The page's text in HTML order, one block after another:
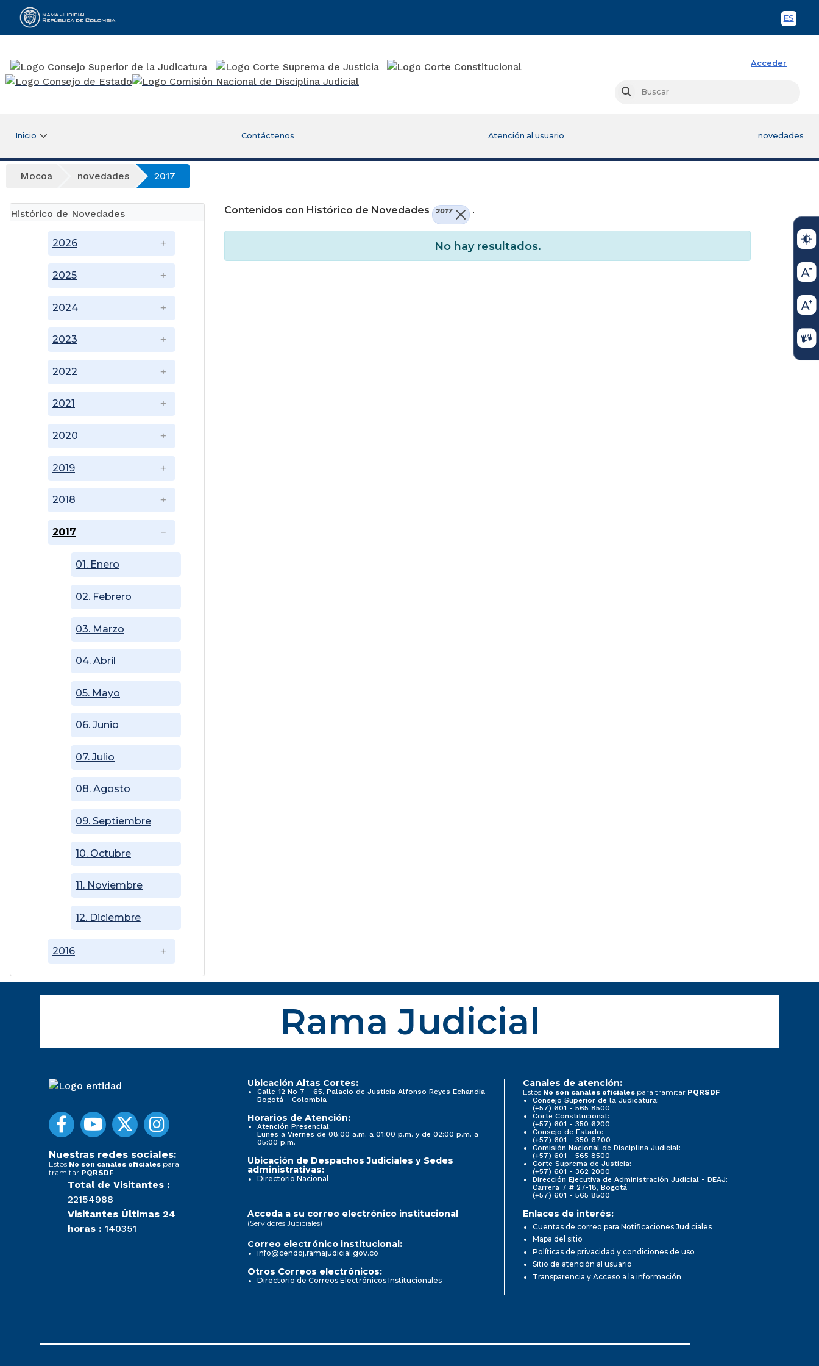
ES
Rama Judicial
Acceder
Buscar
Inicio Contáctenos Atención al usuario novedades
Mocoa novedades 2017
Histórico de Novedades
2016
2017
01. Enero
02. Febrero
03. Marzo
04. Abril
05. Mayo
06. Junio
07. Julio
08. Agosto
09. Septiembre
10. Octubre
11. Noviembre
12. Diciembre
2018
2019
2020
2021
2022
2023
2024
2025
2026
Contenidos con Histórico de Novedades 2017 .
No hay resultados.
Rama Judicial
Nuestras redes sociales:
Estos No son canales oficiales para
tramitar PQRSDF
Total de Visitantes :
22154988
Visitantes Últimas 24
horas : 140351
Ubicación Altas Cortes:
Calle 12 No 7 - 65, Palacio de Justicia Alfonso Reyes Echandía
Bogotá - Colombia
Horarios de Atención:
Atención Presencial:
Lunes a Viernes de 08:00 a.m. a 01:00 p.m. y de 02:00 p.m. a
05:00 p.m.
Ubicación de Despachos Judiciales y Sedes
administrativas:
Directorio Nacional
Canales de atención:
Estos No son canales oficiales para tramitar PQRSDF
Consejo Superior de la Judicatura:
(+57) 601 - 565 8500
Corte Constitucional:
(+57) 601 - 350 6200
Consejo de Estado:
(+57) 601 - 350 6700
Comisión Nacional de Disciplina Judicial:
(+57) 601 - 565 8500
Corte Suprema de Justicia:
(+57) 601 - 362 2000
Dirección Ejecutiva de Administración Judicial - DEAJ:
Carrera 7 # 27-18, Bogotá
(+57) 601 - 565 8500
Acceda a su correo electrónico institucional
(Servidores Judiciales)
Correo electrónico institucional:
info@cendoj.ramajudicial.gov.co
Otros Correos electrónicos:
Directorio de Correos Electrónicos Institucionales
Enlaces de interés:
Cuentas de correo para Notificaciones Judiciales
Mapa del sitio
Políticas de privacidad y condiciones de uso
Sitio de atención al usuario
Transparencia y Acceso a la información